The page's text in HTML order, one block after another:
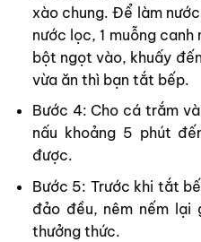
xào chung. Để làm
nước lọc, 1 muỗng
bột ngọt vào, khuấy
vừa ăn thì bạn tắt bếp.
Bước 4: Cho cá trắm
nấu khoảng 5 phút
được.
Bước 5: Trước khi tắt
đảo đều, nêm nếm
thưởng thức.